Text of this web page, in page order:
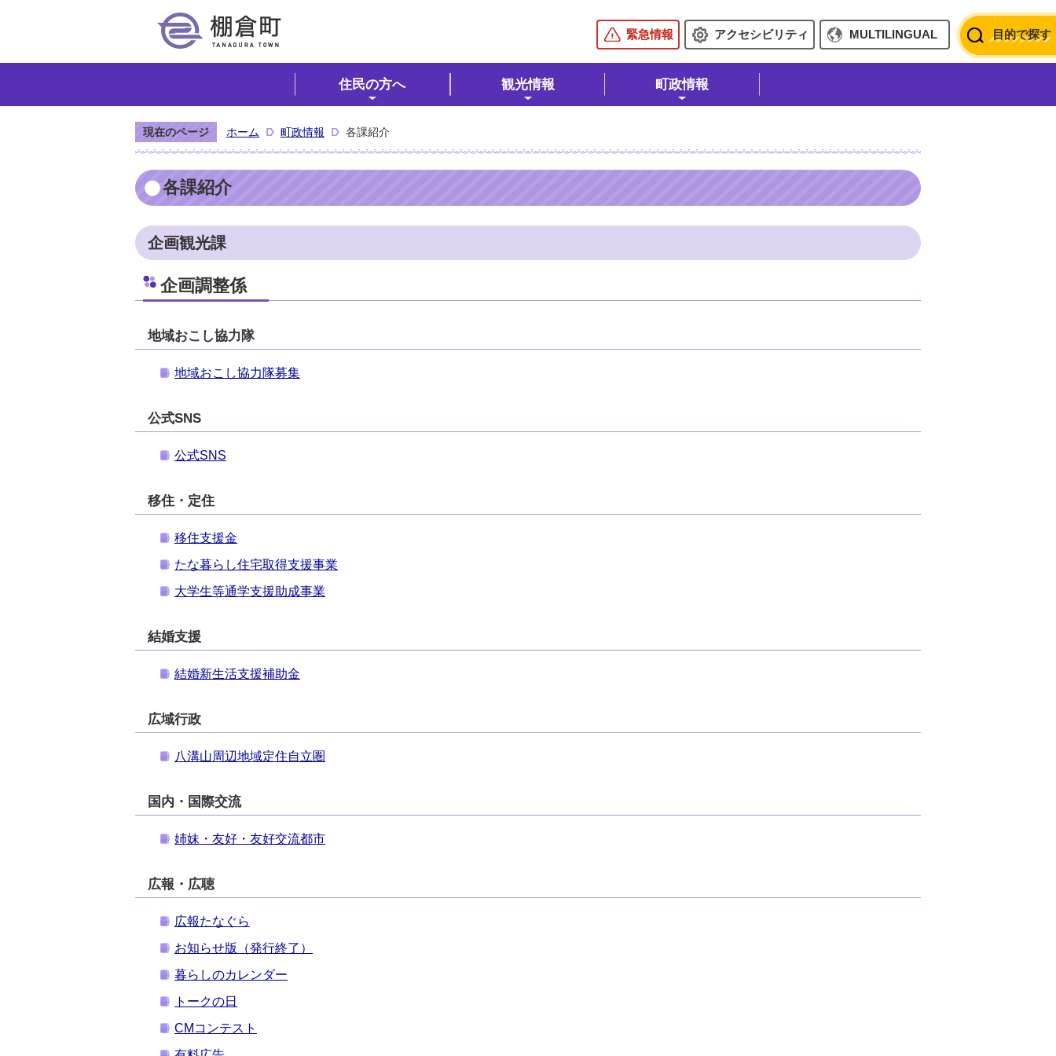
緊急情報
アクセシビリティ MULTILINGUAL 目的で探す
住民の方へ 観光情報 町政情報
現在のページ ホーム 町政情報 各課紹介
各課紹介
企画観光課
企画調整係
地域おこし協力隊
地域おこし協力隊募集
公式SNS
公式SNS
移住・定住
移住支援金
たな暮らし住宅取得支援事業
大学生等通学支援助成事業
結婚支援
結婚新生活支援補助金
広域行政
八溝山周辺地域定住自立圏
国内・国際交流
姉妹・友好・友好交流都市
広報・広聴
広報たなぐら
お知らせ版（発行終了）
暮らしのカレンダー
トークの日
CMコンテスト